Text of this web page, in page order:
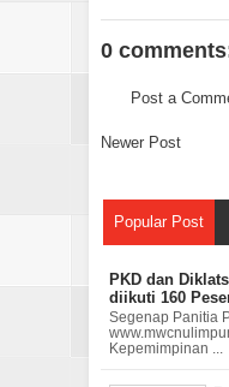
0
Post a
Newer Post
Popular Post
PKD dan
diikuti 160
Segenap Panitia
Kepemimpinan ...